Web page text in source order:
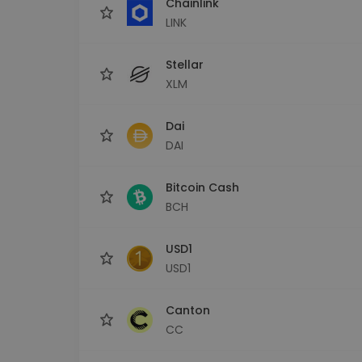
LINK
Stellar
XLM
Dai
DAI
Bitcoin Cash
BCH
USD1
USD1
Canton
CC